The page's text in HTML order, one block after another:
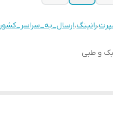
،رانینگ،ارسال_به_سراسر_کشور
و طبی